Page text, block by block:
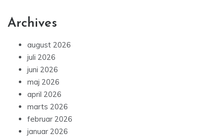
Archives
august 2026
juli 2026
juni 2026
maj 2026
april 2026
marts 2026
februar 2026
januar 2026